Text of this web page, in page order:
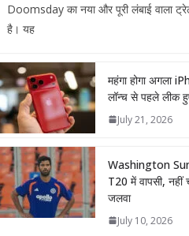
Doomsday का नया और पूरी लंबाई वाला
है। यह
महंगा होगा अगला
लॉन्च से पहले लीक
July 21, 2026
Washington
T20 में वापसी, नहीं
जलवा
July 10, 2026